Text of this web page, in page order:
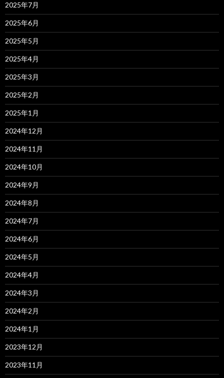
2025年7月
2025年6月
2025年5月
2025年4月
2025年3月
2025年2月
2025年1月
2024年12月
2024年11月
2024年10月
2024年9月
2024年8月
2024年7月
2024年6月
2024年5月
2024年4月
2024年3月
2024年2月
2024年1月
2023年12月
2023年11月